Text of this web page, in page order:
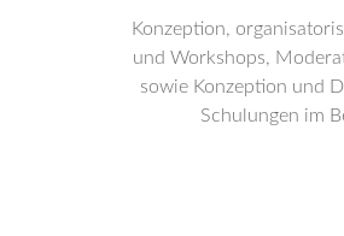
Konzeption,
und Workshops,
sowie Konzeption und
Schulungen im